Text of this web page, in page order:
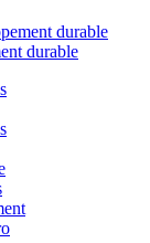
durable
durable